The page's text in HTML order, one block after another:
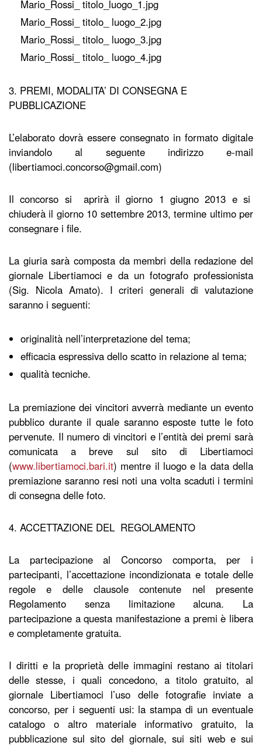
Mario_Rossi_ titolo_luogo_1.jpg
Mario_Rossi_ titolo_ luogo_2.jpg
Mario_Rossi_ titolo_ luogo_3.jpg
Mario_Rossi_ titolo_ luogo_4.jpg
3. PREMI, MODALITA’ DI CONSEGNA E
PUBBLICAZIONE
L’elaborato dovrà essere consegnato in formato digitale
inviandolo al seguente indirizzo e-mail
(libertiamoci.concorso@gmail.com)
Il concorso si aprirà il giorno 1 giugno 2013 e si
chiuderà il giorno 10 settembre 2013, termine ultimo per
consegnare i file.
La giuria sarà composta da membri della redazione del
giornale Libertiamoci e da un fotografo professionista
(Sig. Nicola Amato). I criteri generali di valutazione
saranno i seguenti:
originalità nell’interpretazione del tema;
efficacia espressiva dello scatto in relazione al tema;
qualità tecniche.
La premiazione dei vincitori avverrà mediante un evento
pubblico durante il quale saranno esposte tutte le foto
pervenute. Il numero di vincitori e l’entità dei premi sarà
comunicata a breve sul sito di Libertiamoci
(www.libertiamoci.bari.it) mentre il luogo e la data della
premiazione saranno resi noti una volta scaduti i termini
di consegna delle foto.
4. ACCETTAZIONE DEL REGOLAMENTO
La partecipazione al Concorso comporta, per i
partecipanti, l’accettazione incondizionata e totale delle
regole e delle clausole contenute nel presente
Regolamento senza limitazione alcuna. La
partecipazione a questa manifestazione a premi è libera
e completamente gratuita.
I diritti e la proprietà delle immagini restano ai titolari
delle stesse, i quali concedono, a titolo gratuito, al
giornale Libertiamoci l’uso delle fotografie inviate a
concorso, per i seguenti usi: la stampa di un eventuale
catalogo o altro materiale informativo gratuito, la
pubblicazione sul sito del giornale, sui siti web e sui